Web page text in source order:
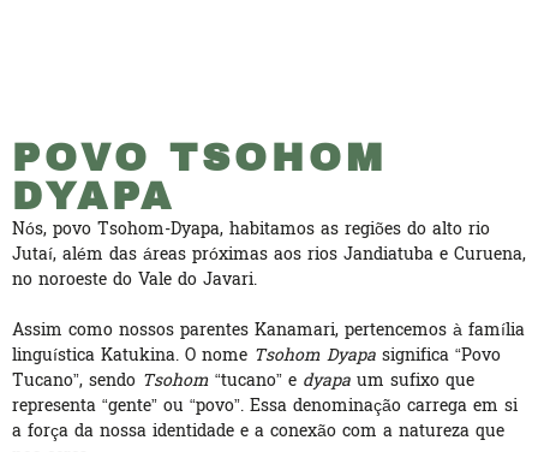
POVO TSOHOM
DYAPA
Nós, povo Tsohom-Dyapa, habitamos as regiões do alto rio
Jutaí, além das áreas próximas aos rios Jandiatuba e Curuena,
no noroeste do Vale do Javari.
Assim como nossos parentes Kanamari, pertencemos à família
linguística Katukina. O nome Tsohom Dyapa significa “Povo
Tucano”, sendo Tsohom “tucano” e dyapa um sufixo que
representa “gente” ou “povo”. Essa denominação carrega em si
a força da nossa identidade e a conexão com a natureza que